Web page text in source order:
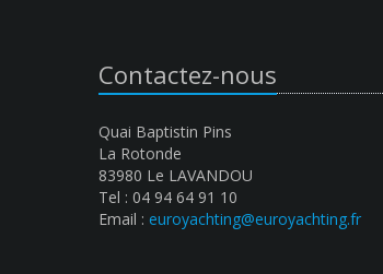
Contactez-nous
Quai Baptistin Pins
La Rotonde
83980 Le LAVANDOU
Tel : 04 94 64 91 10
Email : euroyachting@euroyachting.fr